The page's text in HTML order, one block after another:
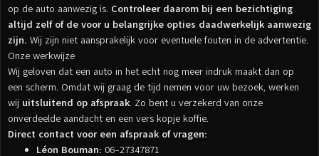
op de auto aanwezig is. Controleer daarom bij een bezichtiging
altijd zelf of de voor u belangrijke opties daadwerkelijk aanwezig
zijn. Wij zijn niet aansprakelijk voor eventuele fouten in de advertentie.
Onze werkwijze
Wij geloven dat een auto in het echt nog meer indruk maakt dan op
een scherm. Omdat wij graag de tijd nemen voor uw bezoek, werken
wij uitsluitend op afspraak. Zo bent u verzekerd van onze
onverdeelde aandacht en een vers kopje koffie.
Direct contact voor een afspraak of vragen:
Léon Bouman: 06-27347871